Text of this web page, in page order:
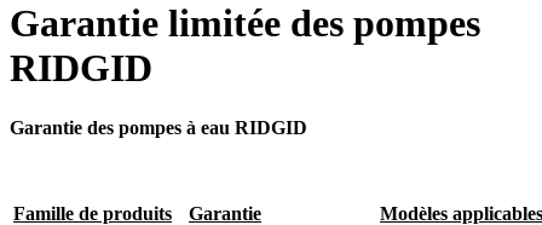
Garantie limitée des pompes
RIDGID
Garantie des pompes à eau RIDGID
Famille de produits Garantie Modèles applicables